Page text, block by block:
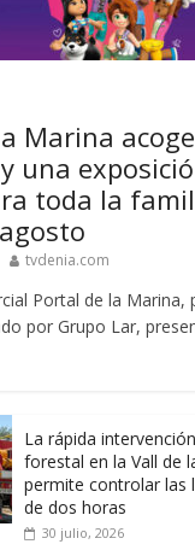
Marina
una
toda la
tvdenia.com
Portal de la Marina,
por Grupo Lar,
La rápida
forestal en la Vall de
permite controlar las
de dos horas
30 julio, 2026